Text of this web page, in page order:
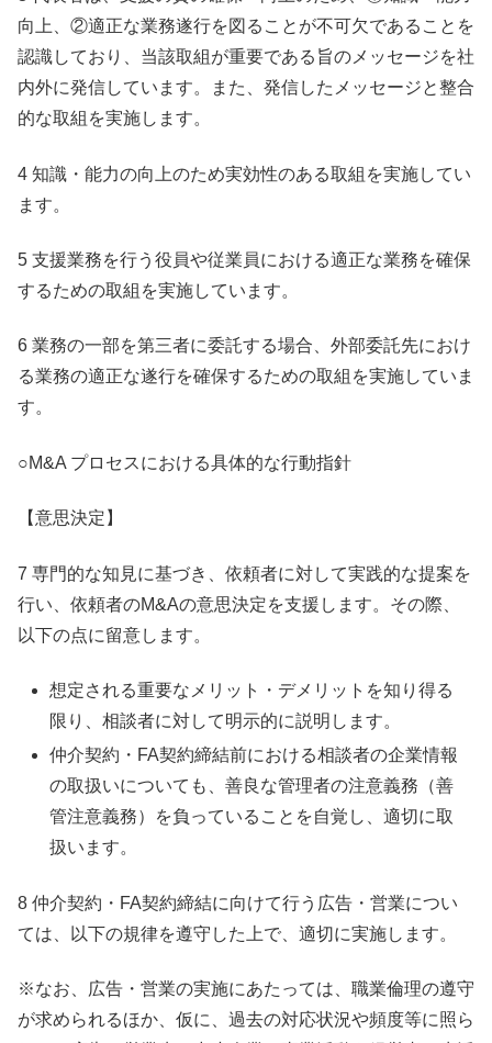
向上、②適正な業務遂行を図ることが不可欠であることを
認識しており、当該取組が重要である旨のメッセージを社
内外に発信しています。また、発信したメッセージと整合
的な取組を実施します。
4 知識・能力の向上のため実効性のある取組を実施してい
ます。
5 支援業務を行う役員や従業員における適正な業務を確保
するための取組を実施しています。
6 業務の一部を第三者に委託する場合、外部委託先におけ
る業務の適正な遂行を確保するための取組を実施していま
す。
○M&A プロセスにおける具体的な行動指針
【意思決定】
7 専門的な知見に基づき、依頼者に対して実践的な提案を
行い、依頼者のM&Aの意思決定を支援します。その際、
以下の点に留意します。
想定される重要なメリット・デメリットを知り得る
限り、相談者に対して明示的に説明します。
仲介契約・FA契約締結前における相談者の企業情報
の取扱いについても、善良な管理者の注意義務（善
管注意義務）を負っていることを自覚し、適切に取
扱います。
8 仲介契約・FA契約締結に向けて行う広告・営業につい
ては、以下の規律を遵守した上で、適切に実施します。
※なお、広告・営業の実施にあたっては、職業倫理の遵守
が求められるほか、仮に、過去の対応状況や頻度等に照ら